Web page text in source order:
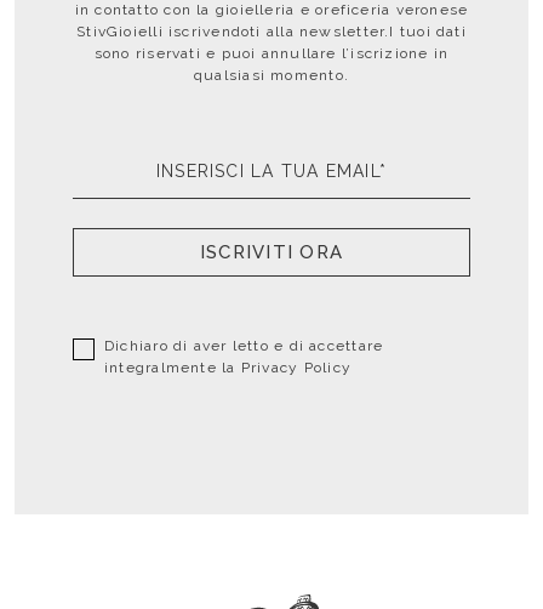
in contatto con la gioielleria e oreficeria veronese
StivGioielli iscrivendoti alla newsletter.I tuoi dati
sono riservati e puoi annullare l’iscrizione in
qualsiasi momento.
ISCRIVITI ORA
Dichiaro di aver letto e di accettare
integralmente la Privacy Policy